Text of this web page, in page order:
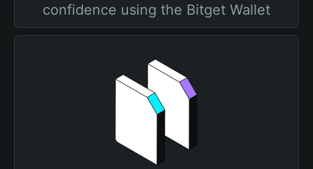
confidence using the Bitget Wallet